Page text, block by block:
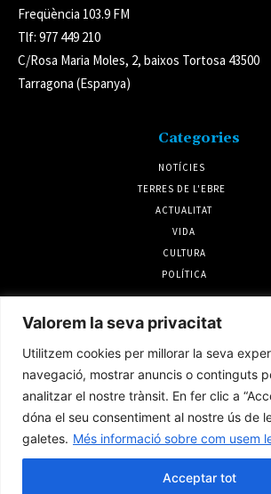
Valorem la seva privacitat
Utilitzem cookies per millorar la seva
navegació, mostrar anuncis o continguts
analitzar el nostre trànsit. En fer clic a
dóna el seu consentiment al nostre ús de
galetes. Més informació sobre com usem
Acceptar tot
Freqüència 103.9 FM
Tlf: 977 449 210
C/Rosa Maria Moles, 2, baixos Tortosa 43500
Tarragona (Espanya)
Categories
NOTÍCIES
TERRES DE L'EBRE
ACTUALITAT
VIDA
CULTURA
POLÍTICA
Notícies
Mas de Barberans acollirà el Concert
Narratiu de Dona i Essència Terres de
6 agost 2026
La calor extrema torna a matar el
delta de l’Ebre i fa perdre la producció